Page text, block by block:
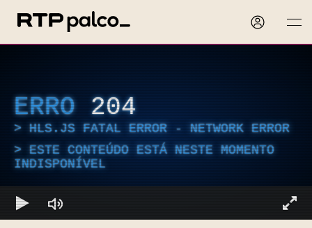
ERRO 204
HLS.JS FATAL ERROR - NETWORK ERROR
ESTE CONTEÚDO ESTÁ NESTE MOMENTO
INDISPONÍVEL